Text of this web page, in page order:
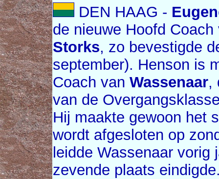
DEN HAAG -
de nieuwe Hoofd
Storks, zo bevestigde
september). Henson is
Coach van Wassenaar,
van de
Hij maakte gewoon het
wordt afgesloten op
leidde Wassenaar
zevende plaats